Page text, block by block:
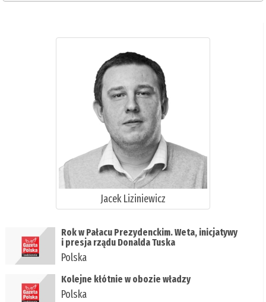
Jacek Liziniewicz
Rok w Pałacu Prezydenckim. Weta, inicjatywy
i presja rządu Donalda Tuska
Polska
Kolejne kłótnie w obozie władzy
Polska